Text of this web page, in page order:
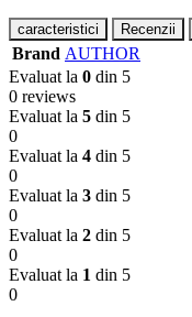
caracteristici Recenzii
Brand AUTHOR
Evaluat la 0 din 5
0 reviews
Evaluat la 5 din 5
0
Evaluat la 4 din 5
0
Evaluat la 3 din 5
0
Evaluat la 2 din 5
0
Evaluat la 1 din 5
0